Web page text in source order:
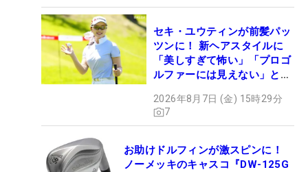
セキ・ユウティンが前髪パッ
ツンに！ 新ヘアスタイルに
「美しすぎて怖い」「プロゴ
ルファーには見えない」とコ
2026年8月7日 (金) 15時29分
7
お助けドルフィンが激スピンに！
ノーメッキのキャスコ『DW-125G